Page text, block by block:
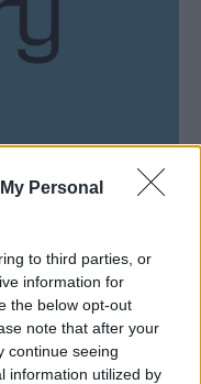
Personal
to third parties, or
information for
the below opt-out
note that after your
continue seeing
information utilized by
στην κατάταξη
Strategy στην πιο
η Ebury,
σειρά από κατηγορίες,
των προβλέψεων της
τρίμηνο του 2026.